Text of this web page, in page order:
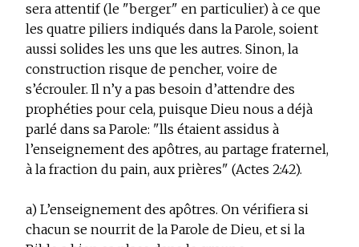
sera attentif (le "berger" en particulier) à ce que
les quatre piliers indiqués dans la Parole, soient
aussi solides les uns que les autres. Sinon, la
construction risque de pencher, voire de
s’écrouler. Il n’y a pas besoin d’attendre des
prophéties pour cela, puisque Dieu nous a déjà
parlé dans sa Parole: "lls étaient assidus à
l’enseignement des apôtres, au partage fraternel,
à la fraction du pain, aux prières" (Actes 2:42).
a) L’enseignement des apôtres. On vérifiera si
chacun se nourrit de la Parole de Dieu, et si la